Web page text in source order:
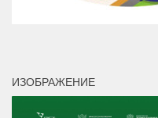
ИЗОБРАЖЕНИЕ